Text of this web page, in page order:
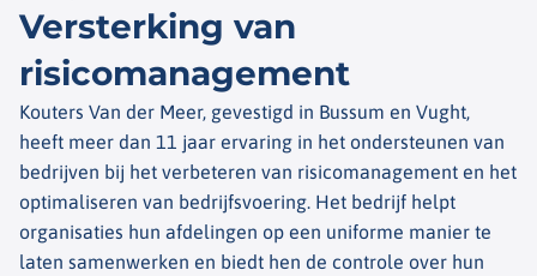
Versterking van
risicomanagement
Kouters Van der Meer, gevestigd in Bussum en Vught,
heeft meer dan 11 jaar ervaring in het ondersteunen van
bedrijven bij het verbeteren van risicomanagement en het
optimaliseren van bedrijfsvoering. Het bedrijf helpt
organisaties hun afdelingen op een uniforme manier te
laten samenwerken en biedt hen de controle over hun